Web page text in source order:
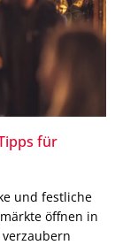
für
und festliche
öffnen in